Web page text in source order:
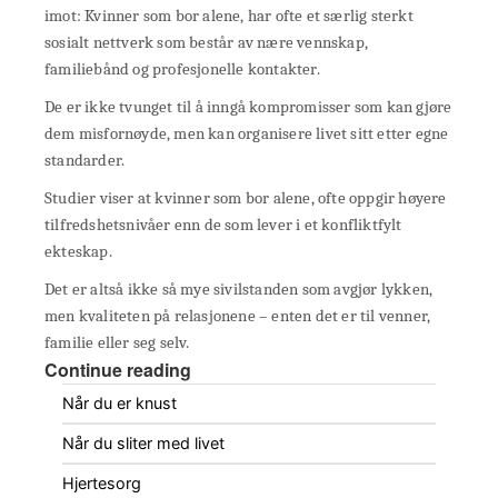
imot: Kvinner som bor alene, har ofte et særlig sterkt
sosialt nettverk som består av nære vennskap,
familiebånd og profesjonelle kontakter.
De er ikke tvunget til å inngå kompromisser som kan gjøre
dem misfornøyde, men kan organisere livet sitt etter egne
standarder.
Studier viser at kvinner som bor alene, ofte oppgir høyere
tilfredshetsnivåer enn de som lever i et konfliktfylt
ekteskap.
Det er altså ikke så mye sivilstanden som avgjør lykken,
men kvaliteten på relasjonene – enten det er til venner,
familie eller seg selv.
Continue reading
Når du er knust
Når du sliter med livet
Hjertesorg